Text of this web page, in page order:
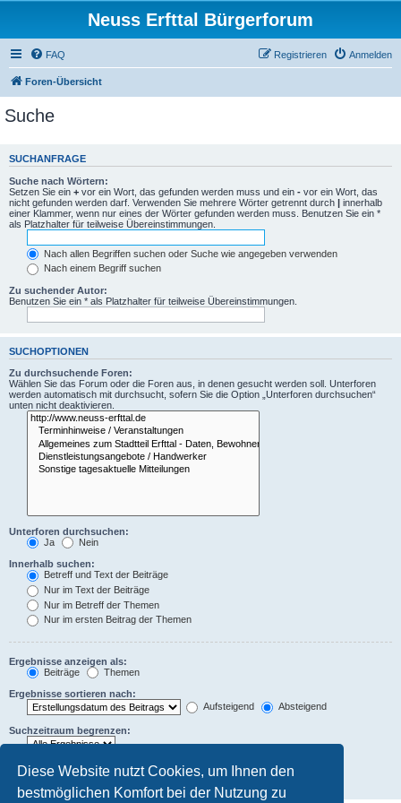
Diese Website nutzt Cookies, um Ihnen den
bestmöglichen Komfort bei der Nutzung zu
Neuss Erfttal Bürgerforum
FAQ Anmelden
Registrieren
Foren-Übersicht
Suche
SUCHANFRAGE
Suche nach Wörtern:
Setzen Sie ein + vor ein Wort, das gefunden werden muss und ein - vor ein Wort, das
nicht gefunden werden darf. Verwenden Sie mehrere Wörter getrennt durch | innerhalb
einer Klammer, wenn nur eines der Wörter gefunden werden muss. Benutzen Sie ein *
als Platzhalter für teilweise Übereinstimmungen.
Nach allen Begriffen suchen oder Suche wie angegeben verwenden
Nach einem Begriff suchen
Zu suchender Autor:
Benutzen Sie ein * als Platzhalter für teilweise Übereinstimmungen.
SUCHOPTIONEN
Zu durchsuchende Foren:
Wählen Sie das Forum oder die Foren aus, in denen gesucht werden soll. Unterforen
werden automatisch mit durchsucht, sofern Sie die Option „Unterforen durchsuchen“
unten nicht deaktivieren.
Unterforen durchsuchen:
Ja
Nein
Innerhalb suchen:
Betreff und Text der Beiträge
Nur im Text der Beiträge
Nur im Betreff der Themen
Nur im ersten Beitrag der Themen
Ergebnisse anzeigen als:
Beiträge
Themen
Ergebnisse sortieren nach:
Aufsteigend
Absteigend
Suchzeitraum begrenzen:
Die ersten:
Zeichen der Beiträge anzeigen